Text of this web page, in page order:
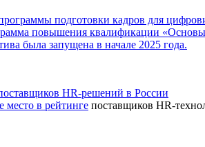
подготовки кадров для
повышения квалификации
была запущена в начале 2025 года.
HR-решений в России
место в рейтинге поставщиков HR-